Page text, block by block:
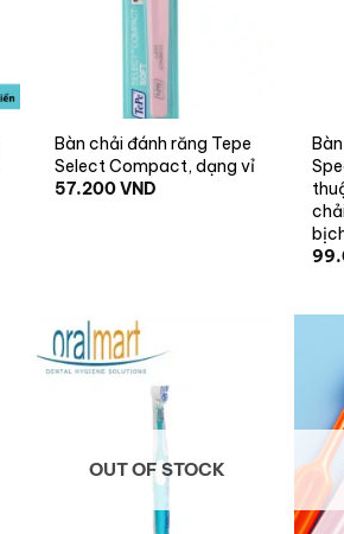
Bàn chải đánh răng Tepe
Select Compact, dạng vỉ
57.200VND
OUT OF STOCK